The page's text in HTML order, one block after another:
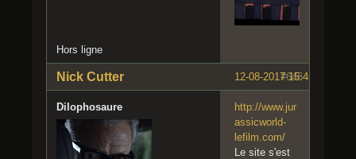
Hors ligne
#646
12-08-2017 15:45:49
Nick Cutter
Dilophosaure
http://www.jur
assicworld-
lefilm.com/
Le site s'est